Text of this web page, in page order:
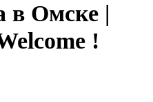
в Омске |
!